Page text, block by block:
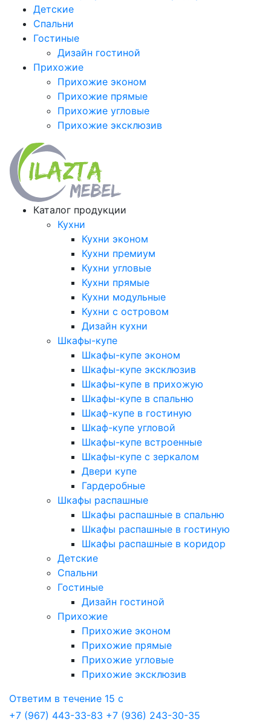
Детские
Спальни
Гостиные
Дизайн гостиной
Прихожие
Прихожие эконом
Прихожие прямые
Прихожие угловые
Прихожие эксклюзив
Каталог продукции
Кухни
Кухни эконом
Кухни премиум
Кухни угловые
Кухни прямые
Кухни модульные
Кухни с островом
Дизайн кухни
Шкафы-купе
Шкафы-купе эконом
Шкафы-купе эксклюзив
Шкафы-купе в прихожую
Шкафы-купе в спальню
Шкаф-купе в гостиную
Шкаф-купе угловой
Шкафы-купе встроенные
Шкафы-купе с зеркалом
Двери купе
Гардеробные
Шкафы распашные
Шкафы распашные в спальню
Шкафы распашные в гостиную
Шкафы распашные в коридор
Детские
Спальни
Гостиные
Дизайн гостиной
Прихожие
Прихожие эконом
Прихожие прямые
Прихожие угловые
Прихожие эксклюзив
Ответим в течение 15 с
+7 (967) 443-33-83 +7 (936) 243-30-35